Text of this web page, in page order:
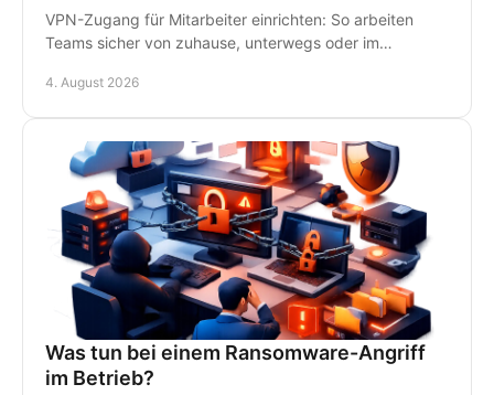
VPN-Zugang für Mitarbeiter einrichten: So arbeiten
Teams sicher von zuhause, unterwegs oder im
Support.
4. August 2026
Was tun bei einem Ransomware-Angriff
im Betrieb?